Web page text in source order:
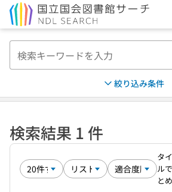
絞り込み条件
検索結果 1 件
タ
ル
と